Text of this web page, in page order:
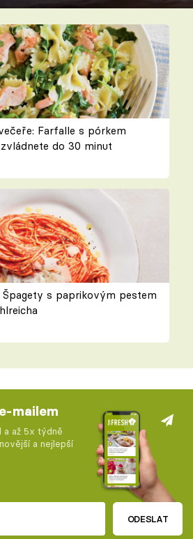
Farfalle s pórkem
do 30 minut
Špagety s paprikovým pestem
mailem
a až 5x týdně
a nejlepší
ODESLAT